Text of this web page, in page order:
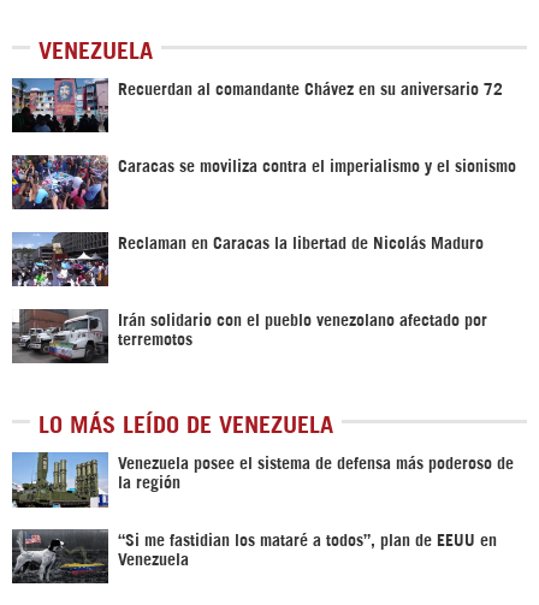
VENEZUELA
Recuerdan al comandante Chávez en su aniversario 72
Caracas se moviliza contra el imperialismo y el sionismo
Reclaman en Caracas la libertad de Nicolás Maduro
Irán solidario con el pueblo venezolano afectado por
terremotos
LO MÁS LEÍDO DE VENEZUELA
Venezuela posee el sistema de defensa más poderoso de
la región
“Si me fastidian los mataré a todos”, plan de EEUU en
Venezuela